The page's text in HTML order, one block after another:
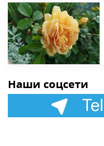
Наши соцсети